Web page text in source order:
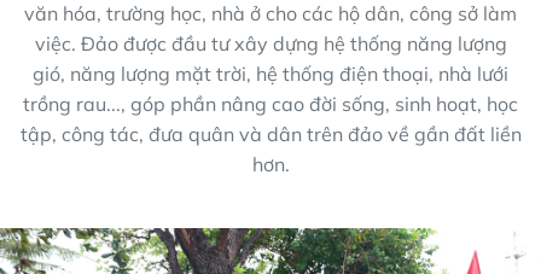
văn hóa, trường học, nhà ở cho các hộ dân, công sở làm
việc. Đảo được đầu tư xây dựng hệ thống năng lượng
gió, năng lượng mặt trời, hệ thống điện thoại, nhà lưới
trồng rau..., góp phần nâng cao đời sống, sinh hoạt, học
tập, công tác, đưa quân và dân trên đảo về gần đất liền
hơn.